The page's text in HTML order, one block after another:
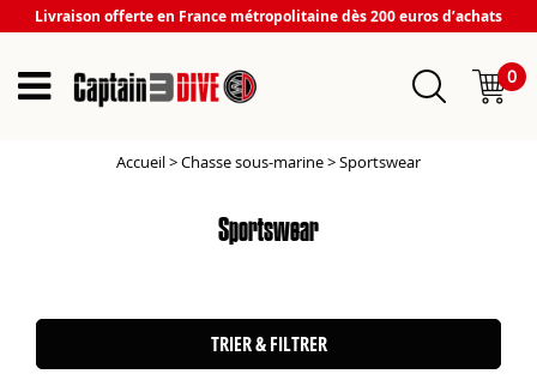
Livraison offerte en France métropolitaine dès 200 euros d’achats
0
Accueil>Chasse sous-marine>Sportswear
Sportswear
TRIER & FILTRER